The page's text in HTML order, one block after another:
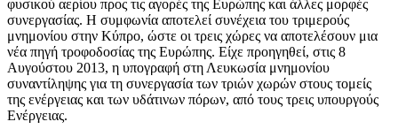
φυσικού αερίου προς τις αγορές της Ευρώπης και άλλες μορφές
συνεργασίας. Η συμφωνία αποτελεί συνέχεια του τριμερούς
μνημονίου στην Κύπρο, ώστε οι τρεις χώρες να αποτελέσουν μια
νέα πηγή τροφοδοσίας της Ευρώπης. Είχε προηγηθεί, στις 8
Αυγούστου 2013, η υπογραφή στη Λευκωσία μνημονίου
συναντίληψης για τη συνεργασία των τριών χωρών στους τομείς
της ενέργειας και των υδάτινων πόρων, από τους τρεις υπουργούς
Ενέργειας.